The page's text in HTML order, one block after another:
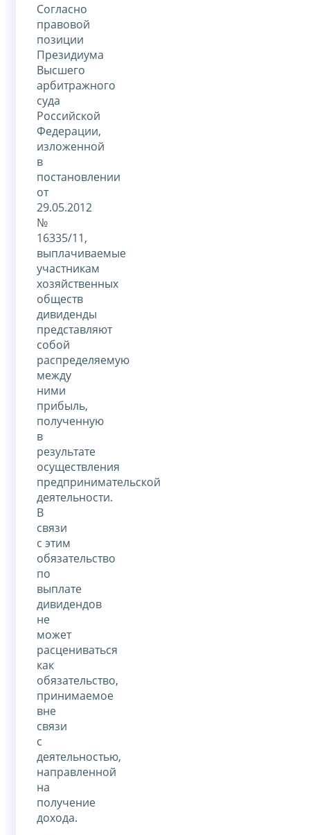
Согласно
правовой
позиции
Президиума
Высшего
арбитражного
суда
Российской
Федерации,
изложенной
в
постановлении
от
29.05.2012
№
16335/11,
выплачиваемые
участникам
хозяйственных
обществ
дивиденды
представляют
собой
распределяемую
между
ними
прибыль,
полученную
в
результате
осуществления
предпринимательской
деятельности.
В
связи
с этим
обязательство
по
выплате
дивидендов
не
может
расцениваться
как
обязательство,
принимаемое
вне
связи
с
деятельностью,
направленной
на
получение
дохода.